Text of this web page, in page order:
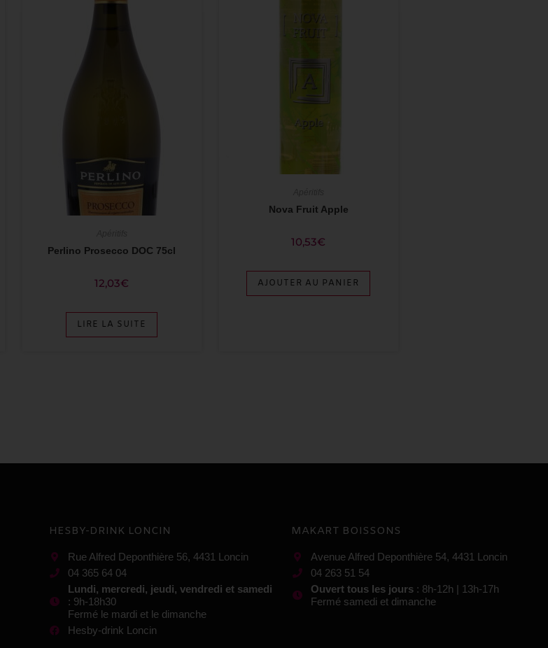
Perlino Prosecco DOC 75cl
12,03€
LIRE LA SUITE
Nova Fruit Apple
10,53€
AJOUTER AU PANIER
HESBY-DRINK LONCIN
Rue Alfred Deponthière 56, 4431 Loncin
04 365 64 04
Lundi, mercredi, jeudi, vendredi et samedi
: 9h-18h30
Fermé le mardi et le dimanche
Hesby-drink Loncin
MAKART BOISSONS
Avenue Alfred Deponthière 54, 4431 Loncin
04 263 51 54
Ouvert tous les jours: 8h-12h | 13h-17h
Fermé samedi et dimanche